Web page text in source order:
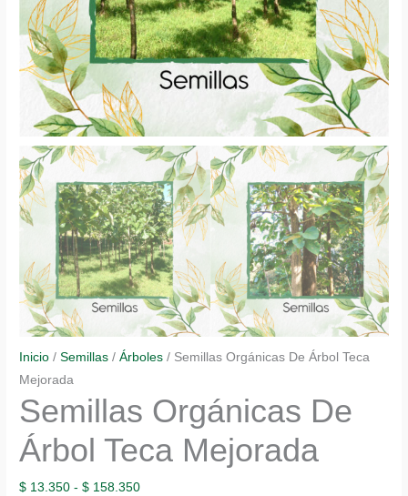
Inicio /Semillas /Árboles / Semillas Orgánicas De Árbol Teca
Mejorada
Semillas Orgánicas De
Árbol Teca Mejorada
$ 13.350 - $ 158.350Rango